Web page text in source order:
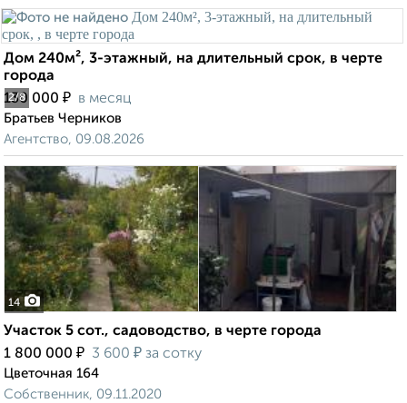
2/8
Дом 240м², 3-этажный, на длительный срок, в черте
города
130 000 ₽ в месяц
Братьев Черников
Агентство, 09.08.2026
14
Участок 5 сот., садоводство, в черте города
1 800 000 ₽ 3 600 ₽ за сотку
Цветочная 164
Собственник, 09.11.2020